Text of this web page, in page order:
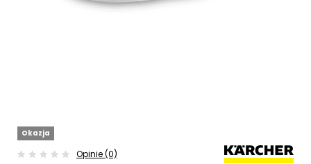
Okazja
Opinie (0)